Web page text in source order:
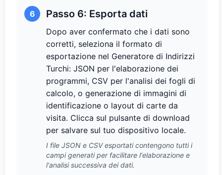
6 Passo 6: Esporta dati
Dopo aver confermato che i dati sono
corretti, seleziona il formato di
esportazione nel Generatore di Indirizzi
Turchi: JSON per l'elaborazione dei
programmi, CSV per l'analisi dei fogli di
calcolo, o generazione di immagini di
identificazione o layout di carte da
visita. Clicca sul pulsante di download
per salvare sul tuo dispositivo locale.
I file JSON e CSV esportati contengono tutti i
campi generati per facilitare l'elaborazione e
l'analisi successiva dei dati.